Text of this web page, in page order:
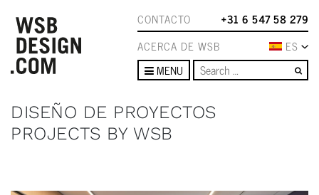
CONTACTO
+31 6 547 58 279
ACERCA DE WSB
ES
MENU
DISEÑO DE PROYECTOS
PROJECTS BY WSB